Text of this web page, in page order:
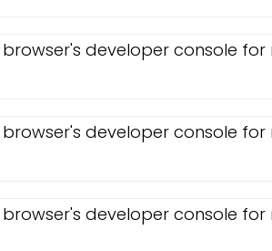
developer console for
developer console for
developer console for